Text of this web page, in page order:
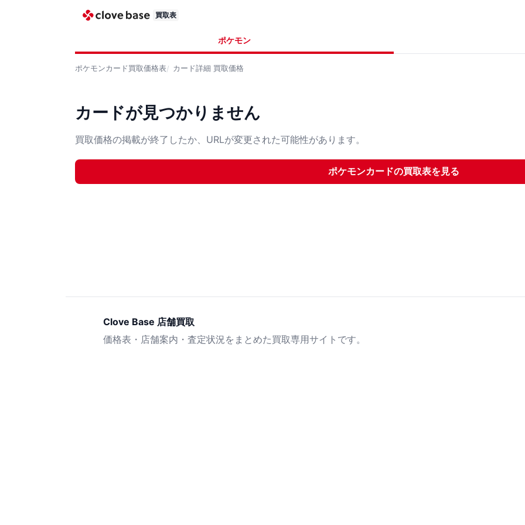
買取表
ポケモン
ポケモンカード買取価格表 カード詳細 買取価格
カードが見つかりません
買取価格の掲載が終了したか、URLが変更された可能性があります。
ポケモンカードの買取表を見る
Clove Base 店舗買取
価格表・店舗案内・査定状況をまとめた買取専用サイトです。